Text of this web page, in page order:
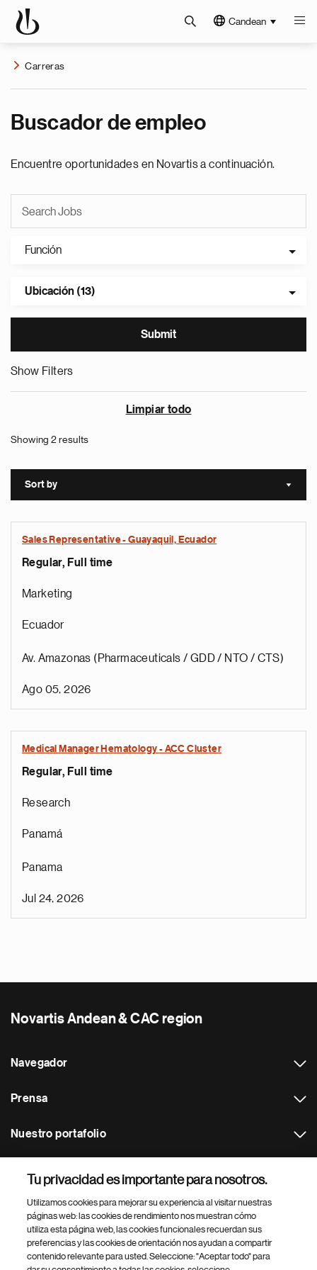
Candean
Carreras
Buscador de empleo
Encuentre oportunidades en Novartis a continuación.
Función
Ubicación (13)
Show Filters
Limpiar todo
Showing 2 results
Sort by Sort
Sales Representative - Guayaquil, Ecuador
Regular, Full time
Marketing
Ecuador
Av. Amazonas (Pharmaceuticals / GDD / NTO / CTS)
Ago 05, 2026
Medical Manager Hematology - ACC Cluster
Regular, Full time
Research
Panamá
Panama
Jul 24, 2026
Novartis Andean & CAC region
Navegador
Prensa
Nuestro portafolio
Footer Site Search
Tu privacidad es importante para nosotros.
Utilizamos cookies para mejorar su experiencia al visitar nuestras
páginas web: las cookies de rendimiento nos muestran cómo
utiliza esta página web, las cookies funcionales recuerdan sus
preferencias y las cookies de orientación nos ayudan a compartir
contenido relevante para usted. Seleccione: "Aceptar todo" para